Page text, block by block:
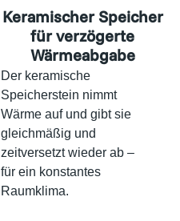
Keramischer Speicher
für verzögerte
Wärmeabgabe
Der keramische
Speicherstein nimmt
Wärme auf und gibt sie
gleichmäßig und
zeitversetzt wieder ab –
für ein konstantes
Raumklima.